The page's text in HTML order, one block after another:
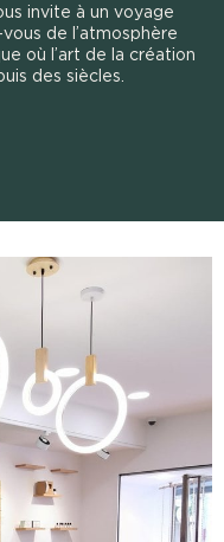
invite à un voyage
de l’atmosphère
où l’art de la création
des siècles.